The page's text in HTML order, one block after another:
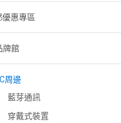
優惠專區
牌館
周邊
藍芽通訊
穿戴式裝置